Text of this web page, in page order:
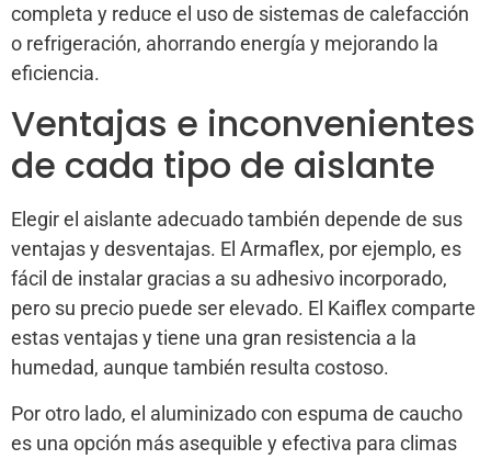
completa y reduce el uso de sistemas de calefacción
o refrigeración, ahorrando energía y mejorando la
eficiencia.
Ventajas e inconvenientes
de cada tipo de aislante
Elegir el aislante adecuado también depende de sus
ventajas y desventajas. El Armaflex, por ejemplo, es
fácil de instalar gracias a su adhesivo incorporado,
pero su precio puede ser elevado. El Kaiflex comparte
estas ventajas y tiene una gran resistencia a la
humedad, aunque también resulta costoso.
Por otro lado, el aluminizado con espuma de caucho
es una opción más asequible y efectiva para climas